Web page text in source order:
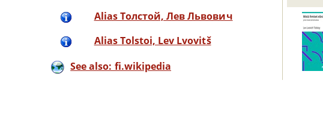
Alias Толстой, Лев Львович
Alias Tolstoi, Lev Lvovitš
See also: fi.wikipedia